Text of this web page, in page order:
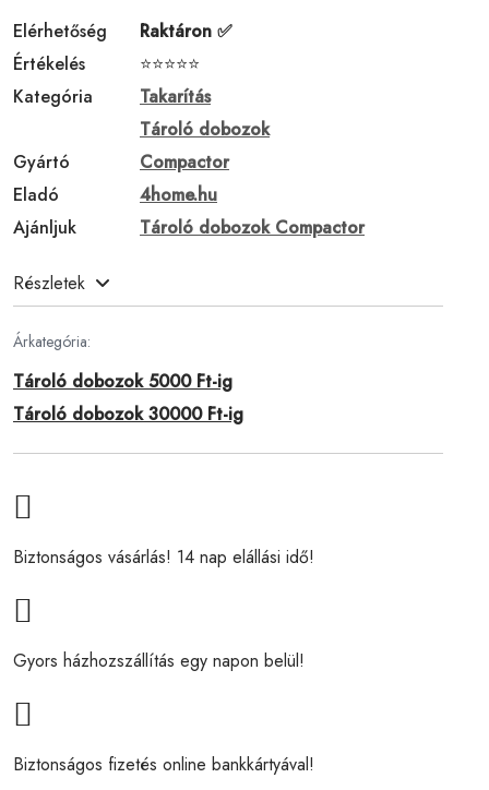
Elérhetőség
Raktáron ✅
Értékelés
⭐⭐⭐⭐⭐
Kategória
Takarítás
Tároló dobozok
Gyártó
Compactor
Eladó
4home.hu
Ajánljuk
Tároló dobozok Compactor
Részletek
Árkategória:
Tároló dobozok 5000 Ft-ig
Tároló dobozok 30000 Ft-ig
Biztonságos vásárlás! 14 nap elállási idő!
Gyors házhozszállítás egy napon belül!
Biztonságos fizetés online bankkártyával!